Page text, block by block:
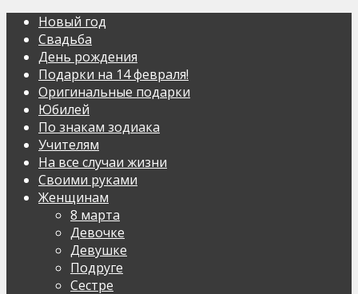
Новый год
Свадьба
День рождения
Подарки на 14 февраля!
Оригинальные подарки
Юбилей
По знакам зодиака
Учителям
На все случаи жизни
Своими руками
Женщинам
8 марта
Девочке
Девушке
Подруге
Сестре